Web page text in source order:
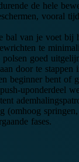
de hele
vooral
bal van je voet bij
te
goed
door te stappen
beginner bent of
uponderdeel
(omhoog
fases.